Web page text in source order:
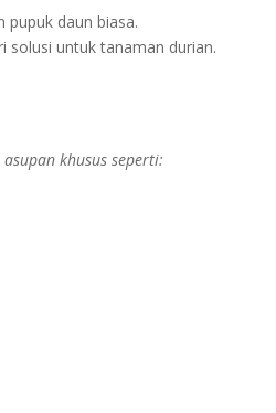
daun biasa.
untuk tanaman durian.
khusus seperti: